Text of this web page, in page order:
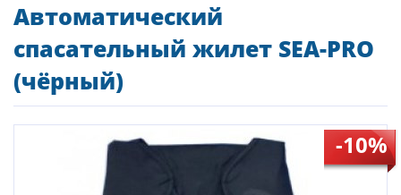
Автоматический
спасательный жилет SEA-PRO
(чёрный)
-10%